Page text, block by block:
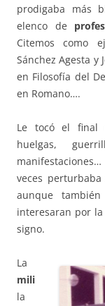
prodigaba más
elenco de
Citemos como
Sánchez Agesta y
en Filosofía del
en Romano….
Le tocó el final
huelgas,
veces
aunque
interesaran por
signo.
La
mili
la